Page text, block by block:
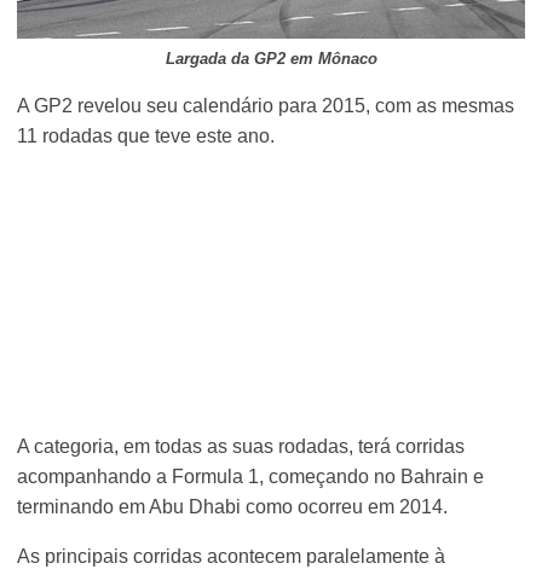
Largada da GP2 em Mônaco
A GP2 revelou seu calendário para 2015, com as mesmas
11 rodadas que teve este ano.
A categoria, em todas as suas rodadas, terá corridas
acompanhando a Formula 1, começando no Bahrain e
terminando em Abu Dhabi como ocorreu em 2014.
As principais corridas acontecem paralelamente à